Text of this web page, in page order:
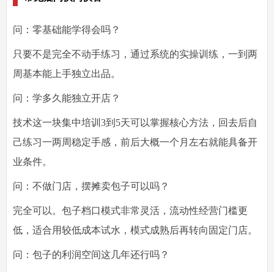
问：零基础能学得会吗？
只要不是完全不动手练习，通过系统的实操训练，一到两
周基本能上手独立出品。
问：学多久能独立开店？
技术这一块集中培训3到5天可以掌握核心方法，回去后自
己练习一两周稳定手感，前后大概一个月左右就能具备开
业条件。
问：不做门店，摆摊卖包子可以吗？
完全可以。包子档口模式非常灵活，流动性经营门槛更
低，适合用较低成本试水，模式成熟后再转向固定门店。
问：包子的利润空间这几年还行吗？